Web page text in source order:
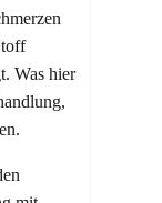
Was hier